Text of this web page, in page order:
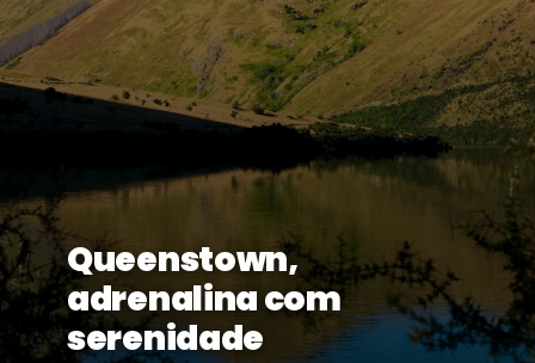
Queenstown,
adrenalina com
serenidade